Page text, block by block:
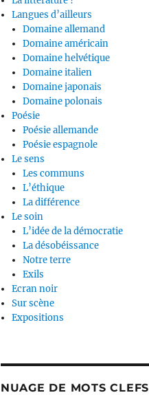
Langues d’ailleurs
Domaine allemand
Domaine américain
Domaine helvétique
Domaine italien
Domaine japonais
Domaine polonais
Poésie
Poésie allemande
Poésie espagnole
Le sens
Les communs
L’éthique
La différence
Le soin
L’idée de la démocratie
La désobéissance
Notre terre
Exils
Ecran noir
Sur scène
Expositions
NUAGE DE MOTS CLEFS